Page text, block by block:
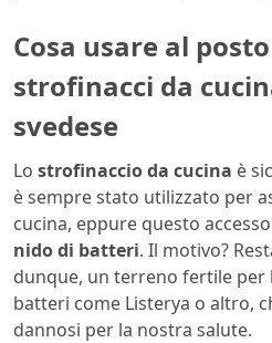
Cosa usare al
strofinacci da
svedese
Lo strofinaccio da cucina è
è sempre stato utilizzato per
cucina, eppure questo
nido di batteri. Il motivo?
dunque, un terreno fertile per
batteri come Listerya o altro,
dannosi per la nostra salute.